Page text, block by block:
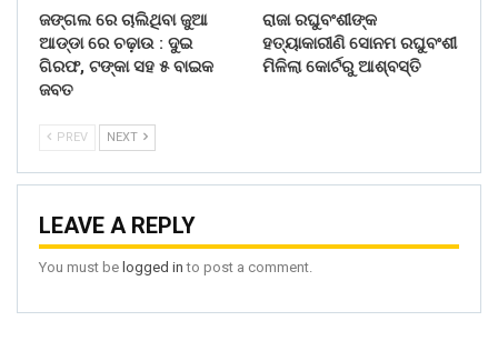
ଜଙ୍ଗଲ ରେ ଚାଲିଥିବା ଜୁଆ
ଆଡ୍ଡା ରେ ଚଢ଼ାଉ : ଦୁଇ
ଗିରଫ, ଟଙ୍କା ସହ ୫ ବାଇକ
ଜବତ
ରାଜା ରଘୁବଂଶୀଙ୍କ
ହତ୍ୟାକାରୀଣି ସୋନମ ରଘୁବଂଶୀ
ମିଳିଲା କୋର୍ଟରୁ ଆଶ୍ବସ୍ତି
PREV NEXT
LEAVE A REPLY
You must be logged in to post a comment.